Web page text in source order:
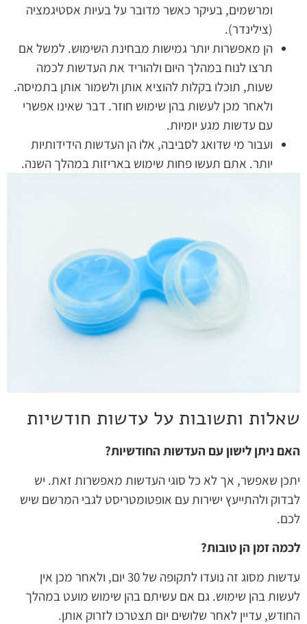
ומרשמים, בעיקר כאשר מדובר על בעיות אסטיגמציה
(צילינדר).
הן מאפשרות יותר גמישות מבחינת השימוש. למשל אם
תרצו לנוח במהלך היום ולהוריד את העדשות לכמה
שעות, תוכלו בקלות להוציא אותן ולשמור אותן בתמיסה.
ולאחר מכן לעשות בהן שימוש חוזר. דבר שאינו אפשרי
עם עדשות מגע יומיות.
ועבור מי שדואג לסביבה, אלו הן העדשות הידידותיות
יותר. אתם תעשו פחות שימוש באריזות במהלך השנה.
שאלות ותשובות על עדשות חודשיות
האם ניתן לישון עם העדשות החודשיות?
יתכן שאפשר, אך לא כל סוגי העדשות מאפשרות זאת. יש
לבדוק ולהתייעץ ישירות עם אופטומטריסט לגבי המרשם שיש
לכם.
לכמה זמן הן טובות?
עדשות מסוג זה נועדו לתקופה של 30 יום, ולאחר מכן אין
לעשות בהן שימוש. גם אם עשיתם בהן שימוש מועט במהלך
החודש, עדיין לאחר שלושים יום תצטרכו לזרוק אותן.